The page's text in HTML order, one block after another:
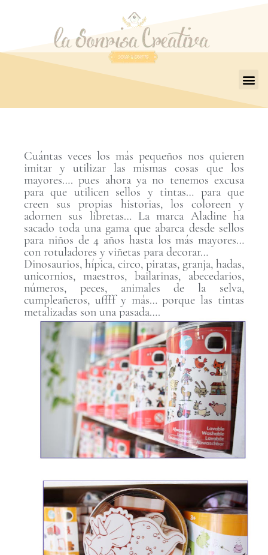
Cuántas veces los más pequeños nos quieren
imitar y utilizar las mismas cosas que los
mayores…. pues ahora ya no tenemos excusa
para que utilicen sellos y tintas… para que
creen sus propias historias, los coloreen y
adornen sus libretas… La marca Aladine ha
sacado toda una gama que abarca desde sellos
para niños de 4 años hasta los más mayores…
con rotuladores y viñetas para decorar…
Dinosaurios, hípica, circo, piratas, granja, hadas,
unicornios, maestros, bailarinas, abecedarios,
números, peces, animales de la selva,
cumpleañeros, uffff y más… porque las tintas
metalizadas son una pasada….